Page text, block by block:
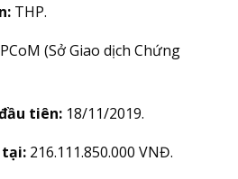
THP.
(Sở Giao dịch Chứng
tiên:18/11/2019.
tại:216.111.850.000 VNĐ.